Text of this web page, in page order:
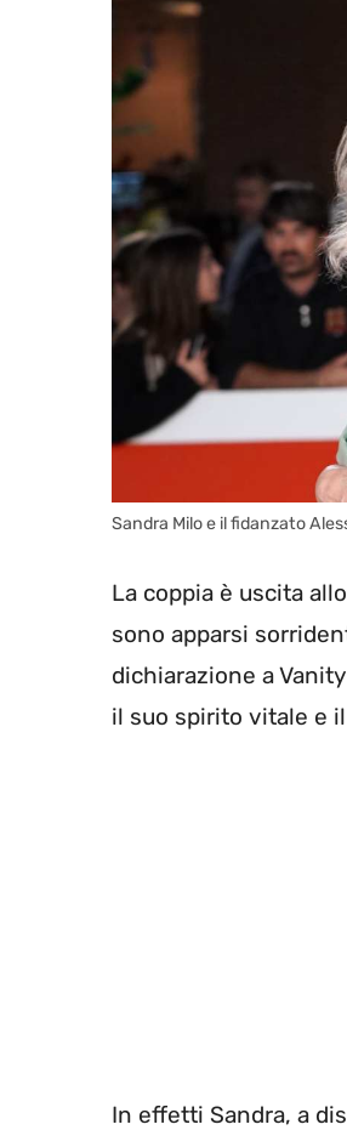
Sandra Milo e il fidanzato
La coppia è uscita
sono apparsi
dichiarazione a
il suo spirito vitale e
In effetti Sandra, a